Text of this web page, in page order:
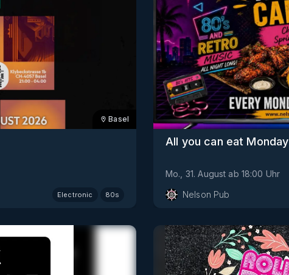
Basel
Electronic 80s
All you can eat Monday
Mo., 31. August ab 18:00 Uhr
Nelson Pub